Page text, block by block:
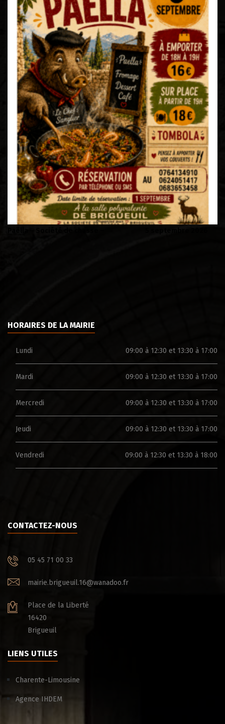
HORAIRES DE LA MAIRIE
Lundi 09:00 à 12:30 et 13:30 à 17:00
Mardi 09:00 à 12:30 et 13:30 à 17:00
Mercredi 09:00 à 12:30 et 13:30 à 17:00
Jeudi 09:00 à 12:30 et 13:30 à 17:00
Vendredi 09:00 à 12:30 et 13:30 à 18:00
CONTACTEZ-NOUS
05 45 71 00 33
mairie.brigueuil.16@wanadoo.fr
Place de la Liberté
16420
Brigueuil
LIENS UTILES
Charente-Limousine
Agence IHDEM